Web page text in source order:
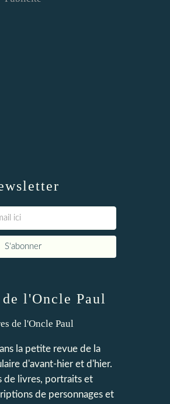
l'Oncle Paul
la petite revue de la
d'avant-hier et d'hier.
de livres, portraits et
de personnages et